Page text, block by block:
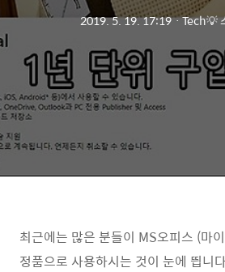
2019. 5. 19. 17:19ㆍTech💡
최근에는 많은 분들이 MS오피스 (마
정품으로 사용하시는 것이 눈에 띕니